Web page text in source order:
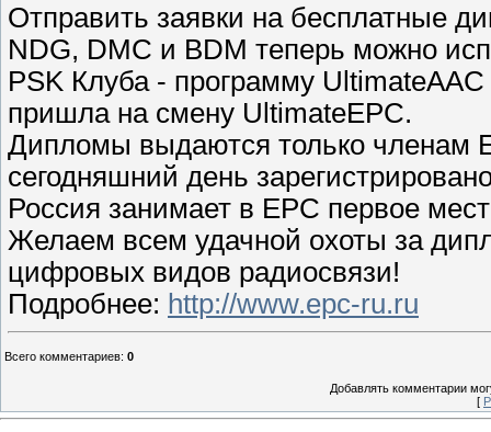
Отправить заявки на бесплатные
NDG, DMC и BDM теперь можно
PSK Клуба - программу
пришла на смену UltimateEPC.
Дипломы выдаются только членам
сегодняшний день
Россия занимает в EPC первое
Желаем всем удачной охоты за
цифровых видов радиосвязи!
Подробнее: http://www.epc-ru.ru
Всего комментариев: 0
Добавлять комментарии
[